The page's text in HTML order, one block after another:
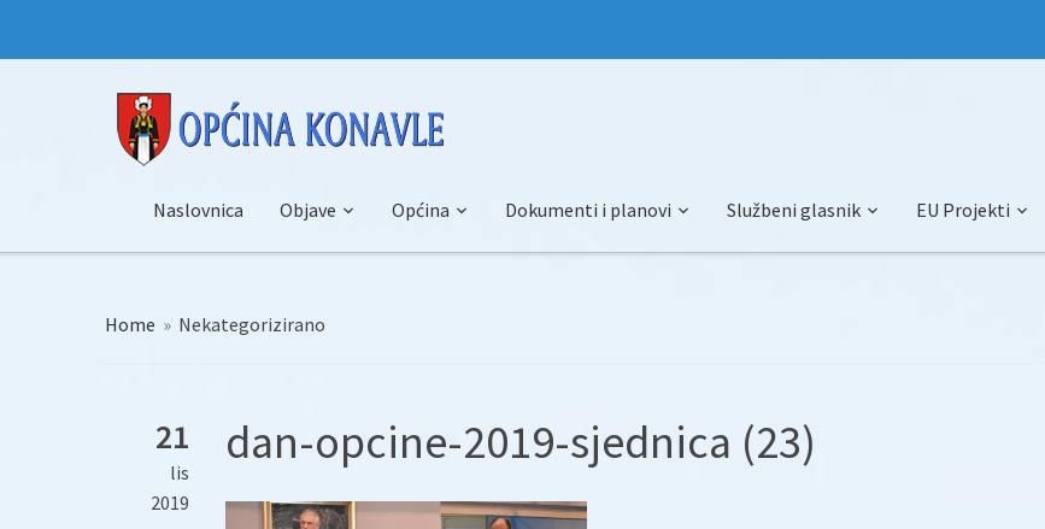
Naslovnica Objave Općina Dokumenti i planovi Službeni glasnik EU Projekti
Home » Nekategorizirano
21
lis
2019
dan-opcine-2019-sjednica (23)